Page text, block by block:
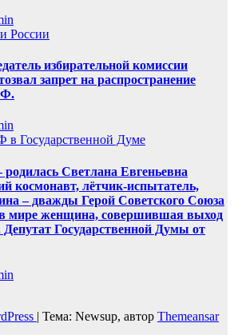
России
избирательной комиссии
запрет на распространение
Государственной Думе
родилась Светлана Евгеньевна
космонавт, лётчик-испытатель,
– дважды Герой Советского Союза
в мире женщина, совершившая выход
Государственной Думы от
| Тема: Newsup, автор Themeansar